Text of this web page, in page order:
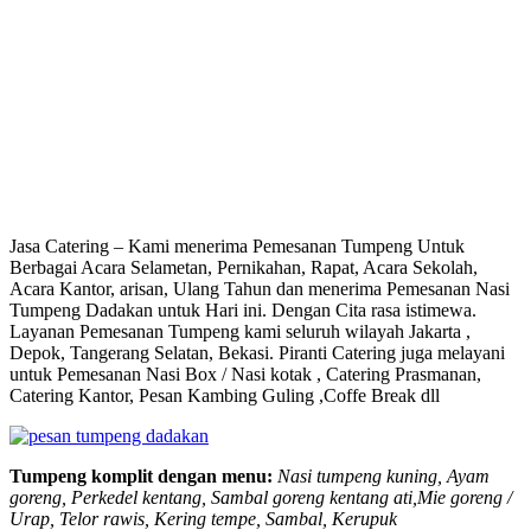
Jasa Catering – Kami menerima Pemesanan Tumpeng Untuk
Berbagai Acara Selametan, Pernikahan, Rapat, Acara Sekolah,
Acara Kantor, arisan, Ulang Tahun dan menerima Pemesanan Nasi
Tumpeng Dadakan untuk Hari ini. Dengan Cita rasa istimewa.
Layanan Pemesanan Tumpeng kami seluruh wilayah Jakarta ,
Depok, Tangerang Selatan, Bekasi. Piranti Catering juga melayani
untuk Pemesanan Nasi Box / Nasi kotak , Catering Prasmanan,
Catering Kantor, Pesan Kambing Guling ,Coffe Break dll
Tumpeng komplit dengan menu: Nasi tumpeng kuning, Ayam
goreng, Perkedel kentang, Sambal goreng kentang ati,Mie goreng /
Urap, Telor rawis, Kering tempe, Sambal, Kerupuk